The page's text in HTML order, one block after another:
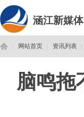
涵江新媒体
网站首页 资讯列表
脑鸣拖